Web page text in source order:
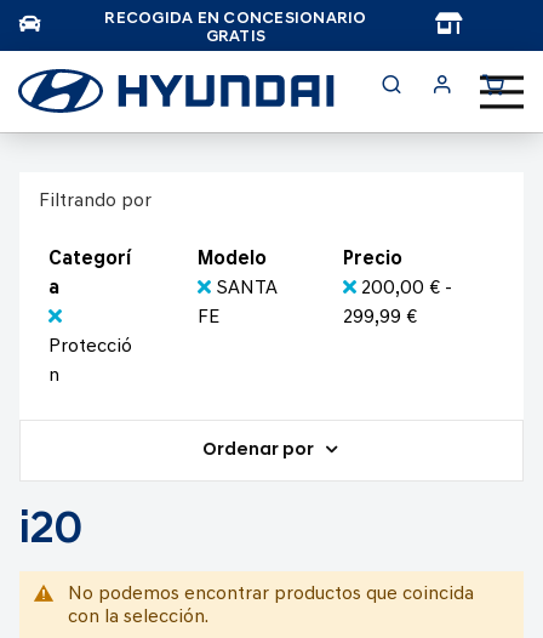
RECOGIDA EN CONCESIONARIO
GRATIS
Filtrando por
Categorí
a
Protecció
n
Modelo
SANTA
FE
Precio
200,00 € -
299,99 €
Ordenar por
i20
No podemos encontrar productos que coincida
con la selección.